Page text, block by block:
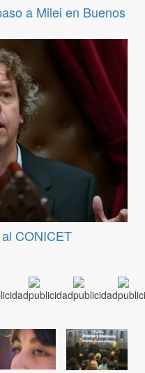
a Milei en Buenos
CONICET